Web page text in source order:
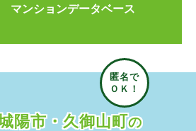
マンションデータベース
陽市・久御山町の